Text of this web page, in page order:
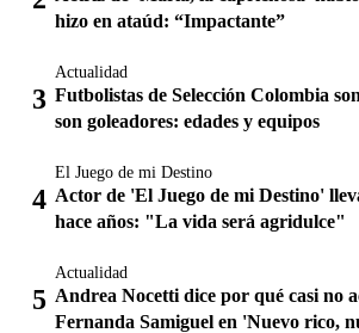
hizo en ataúd: “Impactante”
Actualidad
Futbolistas de Selección Colombia
son goleadores: edades y equipos
El Juego de mi Destino
Actor de 'El Juego de mi Destino'
hace años: "La vida será agridulce"
Actualidad
Andrea Nocetti dice por qué casi no
Fernanda Samiguel en 'Nuevo rico,